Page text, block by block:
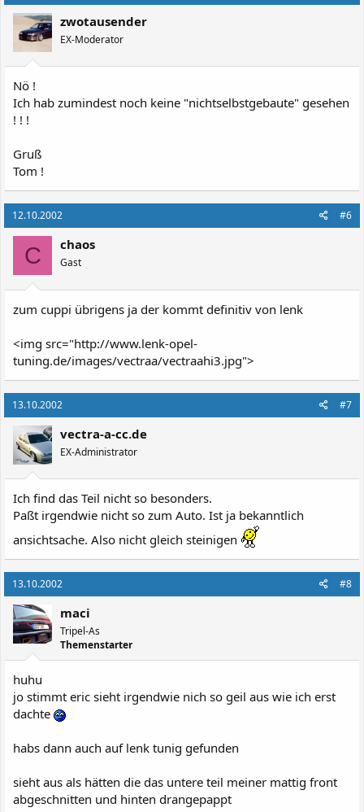
zwotausender
EX-Moderator
Nö !
Ich hab zumindest noch keine "nichtselbstgebaute" gesehen
! ! !
Gruß
Tom !
12.10.2002 #6
C chaos
Gast
zum cuppi übrigens ja der kommt definitiv von lenk
<img src="http://www.lenk-opel-
tuning.de/images/vectraa/vectraahi3.jpg">
13.10.2002 #7
vectra-a-cc.de
EX-Administrator
Ich find das Teil nicht so besonders.
Paßt irgendwie nicht so zum Auto. Ist ja bekanntlich
ansichtsache. Also nicht gleich steinigen
13.10.2002 #8
maci
Tripel-As
Themenstarter
huhu
jo stimmt eric sieht irgendwie nich so geil aus wie ich erst
dachte
habs dann auch auf lenk tunig gefunden
sieht aus als hätten die das untere teil meiner mattig front
abgeschnitten und hinten drangepappt